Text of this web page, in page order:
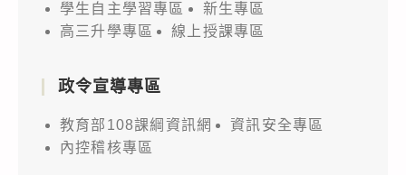
學生自主學習專區
新生專區
高三升學專區
線上授課專區
政令宣導專區
教育部108課綱資訊網
資訊安全專區
內控稽核專區